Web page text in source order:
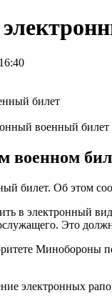
военный билет
военном
билет. Об этом
в электронный
Это
Минобороны
электронных